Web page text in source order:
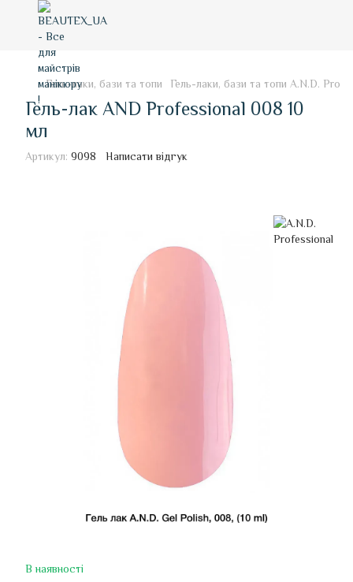
Гель-лаки, бази та топи Гель-лаки, бази та топи A.N.D.
Гель-лак AND Professional 008 10
мл
Артикул: 9098 Написати відгук
В наявності